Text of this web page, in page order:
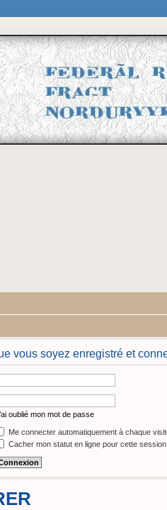
vous soyez enregistré et
oublié mon mot de passe
Me connecter automatiquement à chaque
Cacher mon statut en ligne pour cette session